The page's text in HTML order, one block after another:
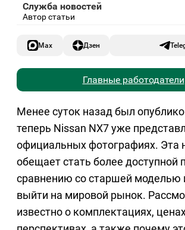
Служба новостей
Автор статьи
Max Дзен
Главные работодатели
Менее суток назад был
теперь Nissan NX7 уже
официальных фотографиях. Эта
обещает стать более доступной
сравнению со старшей моделью
выйти на мировой рынок.
известно о комплектациях,